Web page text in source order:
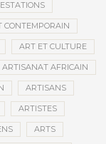
CONTEMPORAIN
ART ET CULTURE
ARTISANAT AFRICAIN
ARTISANS
ARTISTES
ARTS